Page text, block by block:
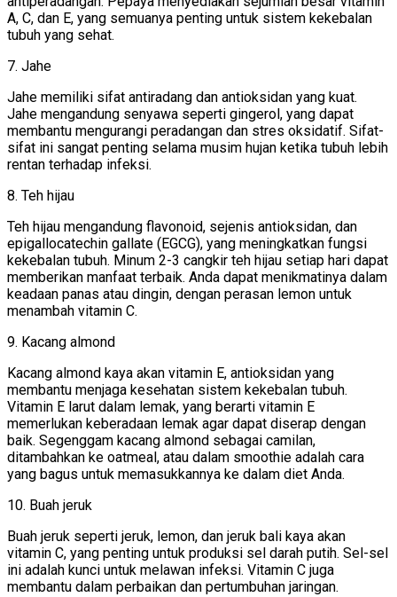
A, C, dan E, yang semuanya penting untuk sistem kekebalan
tubuh yang sehat.
7. Jahe
Jahe memiliki sifat antiradang dan antioksidan yang kuat.
Jahe mengandung senyawa seperti gingerol, yang dapat
membantu mengurangi peradangan dan stres oksidatif. Sifat-
sifat ini sangat penting selama musim hujan ketika tubuh lebih
rentan terhadap infeksi.
8. Teh hijau
Teh hijau mengandung flavonoid, sejenis antioksidan, dan
epigallocatechin gallate (EGCG), yang meningkatkan fungsi
kekebalan tubuh. Minum 2-3 cangkir teh hijau setiap hari dapat
memberikan manfaat terbaik. Anda dapat menikmatinya dalam
keadaan panas atau dingin, dengan perasan lemon untuk
menambah vitamin C.
9. Kacang almond
Kacang almond kaya akan vitamin E, antioksidan yang
membantu menjaga kesehatan sistem kekebalan tubuh.
Vitamin E larut dalam lemak, yang berarti vitamin E
memerlukan keberadaan lemak agar dapat diserap dengan
baik. Segenggam kacang almond sebagai camilan,
ditambahkan ke oatmeal, atau dalam smoothie adalah cara
yang bagus untuk memasukkannya ke dalam diet Anda.
10. Buah jeruk
Buah jeruk seperti jeruk, lemon, dan jeruk bali kaya akan
vitamin C, yang penting untuk produksi sel darah putih. Sel-sel
ini adalah kunci untuk melawan infeksi. Vitamin C juga
membantu dalam perbaikan dan pertumbuhan jaringan.